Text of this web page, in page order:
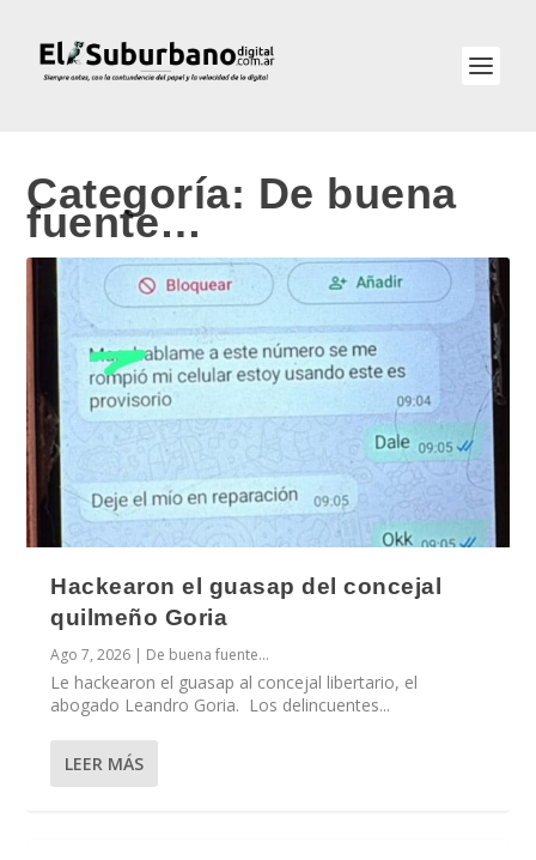
Categoría: De buena
fuente…
Hackearon el guasap del concejal
quilmeño Goria
Ago 7, 2026 | De buena fuente...
Le hackearon el guasap al concejal libertario, el
abogado Leandro Goria. Los delincuentes...
LEER MÁS